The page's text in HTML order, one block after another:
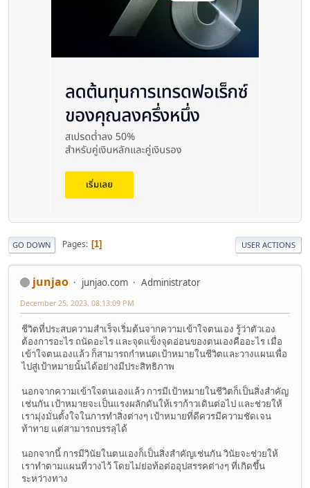
GO DOWN Pages 1 USER ACTIONS
junjao junjao.com Administrator
December 25, 2023, 08:13:09 PM
ชีวิตที่ประสบความสำเร็จเริ่มต้นจากความเข้าใจตนเอง รู้ว่าตัวเอง
ต้องการอะไร ถนัดอะไร และจุดแข็งจุดอ่อนของตนเองคืออะไร เมื่อ
เข้าใจตนเองแล้ว ก็สามารถกำหนดเป้าหมายในชีวิตและวางแผนเพื่อ
ไปสู่เป้าหมายนั้นได้อย่างมีประสิทธิภาพ
นอกจากความเข้าใจตนเองแล้ว การมีเป้าหมายในชีวิตก็เป็นสิ่งสำคัญ
เช่นกัน เป้าหมายจะเป็นแรงผลักดันให้เราก้าวเดินต่อไป และช่วยให้
เรามุ่งมั่นตั้งใจในการทำสิ่งต่างๆ เป้าหมายที่ดีควรมีความชัดเจน
ท้าทาย แต่สามารถบรรลุได้
นอกจากนี้ การมีวินัยในตนเองก็เป็นสิ่งสำคัญเช่นกัน วินัยจะช่วยให้
เราทำตามแผนที่วางไว้ โดยไม่ย่อท้อต่ออุปสรรคต่างๆ ที่เกิดขึ้น
ระหว่างทาง